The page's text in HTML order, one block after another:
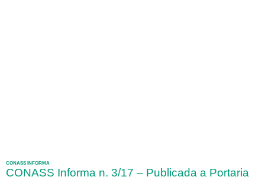
CONASS INFORMA
CONASS Informa n. 3/17 – Publicada a Portaria